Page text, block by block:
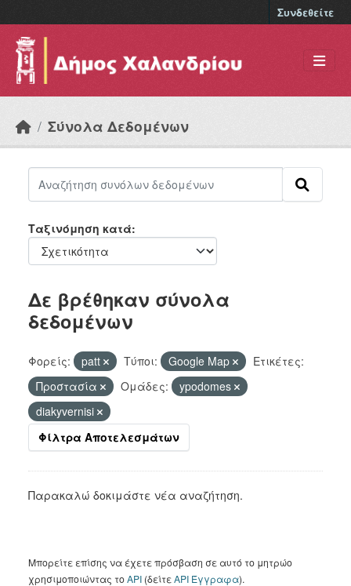
Συνδεθείτε
Σύνολα Δεδομένων
Ταξινόμηση κατά
Δε βρέθηκαν σύνολα
δεδομένων
Φορείς: patt Τύποι: Google Map
Ετικέτες:
Προστασία
Ομάδες:
ypodomes
diakyvernisi
Φίλτρα Αποτελεσμάτων
Παρακαλώ δοκιμάστε νέα αναζήτηση.
Μπορείτε επίσης να έχετε πρόσβαση σε αυτό το μητρώο
χρησιμοποιώντας τοAPI (δείτεAPI Έγγραφα).